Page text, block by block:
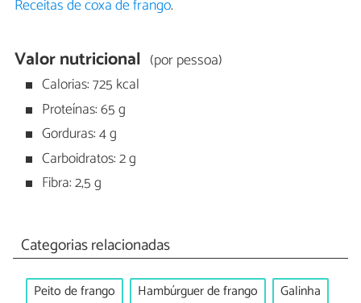
Receitas de coxa de frango.
Valor nutricional (por pessoa)
Calorias: 725 kcal
Proteínas: 65 g
Gorduras: 4 g
Carboidratos: 2 g
Fibra: 2,5 g
Categorias relacionadas
Peito de frango Hambúrguer de frango
Galinha